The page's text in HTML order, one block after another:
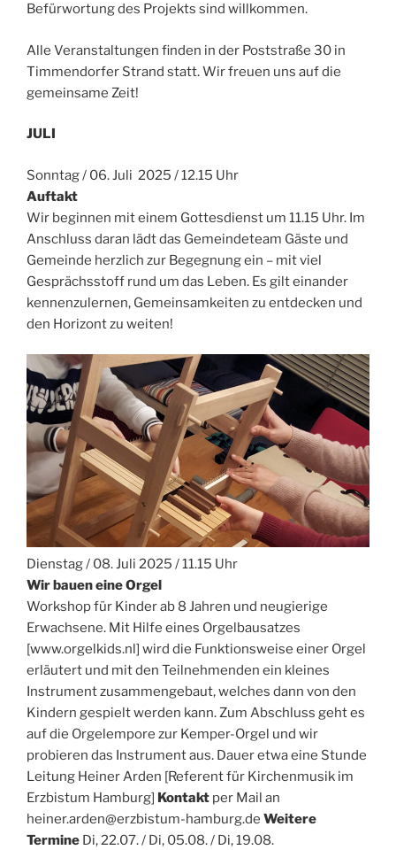
Befürwortung des Projekts sind willkommen.
Alle Veranstaltungen finden in der Poststraße 30 in
Timmendorfer Strand statt. Wir freuen uns auf die
gemeinsame Zeit!
JULI
Sonntag / 06. Juli 2025 / 12.15 Uhr
Auftakt
Wir beginnen mit einem Gottesdienst um 11.15 Uhr. Im
Anschluss daran lädt das Gemeindeteam Gäste und
Gemeinde herzlich zur Begegnung ein – mit viel
Gesprächsstoff rund um das Leben. Es gilt einander
kennenzulernen, Gemeinsamkeiten zu entdecken und
den Horizont zu weiten!
Dienstag / 08. Juli 2025 / 11.15 Uhr
Wir bauen eine Orgel
Workshop für Kinder ab 8 Jahren und neugierige
Erwachsene. Mit Hilfe eines Orgelbausatzes
[www.orgelkids.nl] wird die Funktionsweise einer Orgel
erläutert und mit den Teilnehmenden ein kleines
Instrument zusammengebaut, welches dann von den
Kindern gespielt werden kann. Zum Abschluss geht es
auf die Orgelempore zur Kemper-Orgel und wir
probieren das Instrument aus. Dauer etwa eine Stunde
Leitung Heiner Arden [Referent für Kirchenmusik im
Erzbistum Hamburg] Kontakt per Mail an
heiner.arden@erzbistum-hamburg.de Weitere
Termine Di, 22.07. / Di, 05.08. / Di, 19.08.